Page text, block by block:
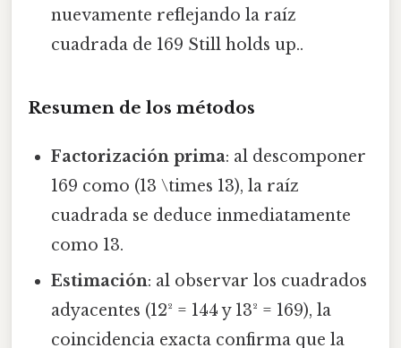
nuevamente reflejando la raíz
cuadrada de 169 Still holds up..
Resumen de los métodos
Factorización prima: al descomponer
169 como (13 \times 13), la raíz
cuadrada se deduce inmediatamente
como 13.
Estimación: al observar los cuadrados
adyacentes (12² = 144 y 13² = 169), la
coincidencia exacta confirma que la